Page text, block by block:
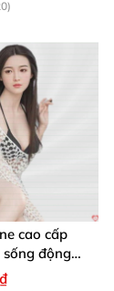
cao cấp
sống động